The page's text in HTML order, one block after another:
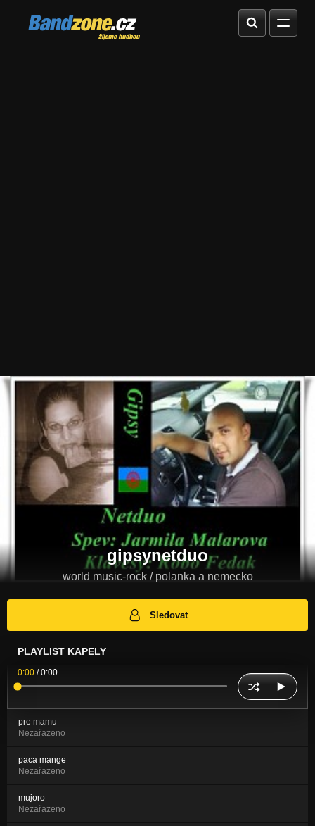
Bandzone.cz
žijeme hudbou
gipsynetduo
world music-rock / polanka a nemecko
Sledovat
PLAYLIST KAPELY
0:00 /0:00
pre mamu
Nezařazeno
paca mange
Nezařazeno
mujoro
Nezařazeno